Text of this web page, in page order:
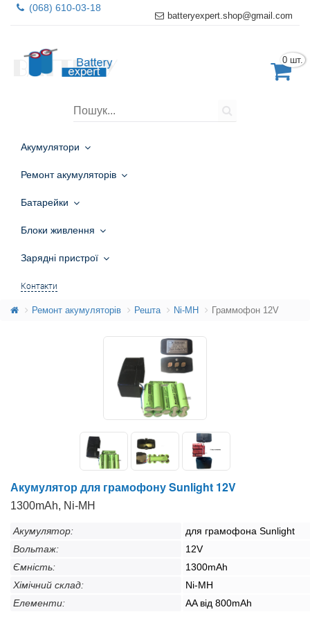
(068) 610-03-18
batteryexpert.shop@gmail.com
0 шт.
Акумулятори
Ремонт акумуляторів
Батарейки
Блоки живлення
Зарядні пристрої
Контакти
Ремонт акумуляторів Решта Ni-MH Граммофон 12V
Акумулятор для грамофону Sunlight 12V
1300mAh, Ni-MH
Акумулятор:
для грамофона Sunlight
Вольтаж:
12V
Ємність:
1300mAh
Хімічний склад:
Ni-MH
Елементи:
AA від 800mAh